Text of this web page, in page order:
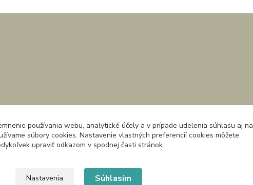
používania webu, analytické účely a v prípade udelenia súhlasu aj na
súbory cookies. Nastavenie vlastných preferencií cookies môžete
upraviť odkazom v spodnej časti stránok.
Nastavenia Súhlasím